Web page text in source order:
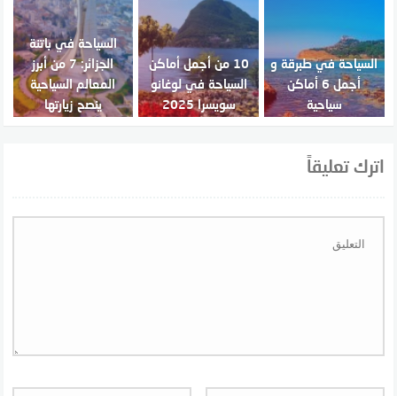
السياحة في طبرقة و
أجمل 6 أماكن
سياحية
10 من أجمل أماكن
السياحة في لوغانو
سويسرا 2025
السياحة في باتنة
الجزائر: 7 من أبرز
المعالم السياحية
ينصح زيارتها
اترك تعليقاً